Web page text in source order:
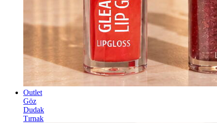
Outlet
Göz
Dudak
Tırnak